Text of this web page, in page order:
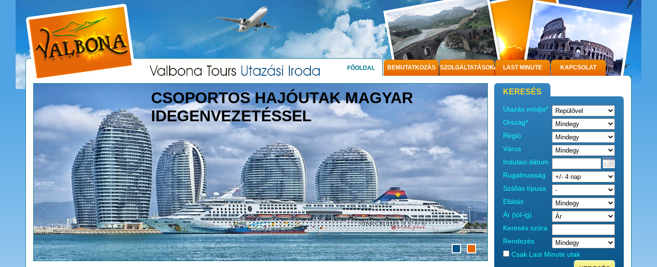
FŐOLDAL BEMUTATKOZÁS SZOLGÁLTATÁSOK LAST MINUTE KAPCSOLAT
CSOPORTOS HAJÓUTAK MAGYAR
IDEGENVEZETÉSSEL
KERESÉS
Utazás módja*
Ország*
Régió
Város
Indulási dátum
Rugalmasság
Szállás típusa
Ellátás
Ár (tól-ig)
Keresés szóra
Rendezés
Csak Last Minute utak